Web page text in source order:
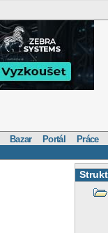
Bazar Portál Práce